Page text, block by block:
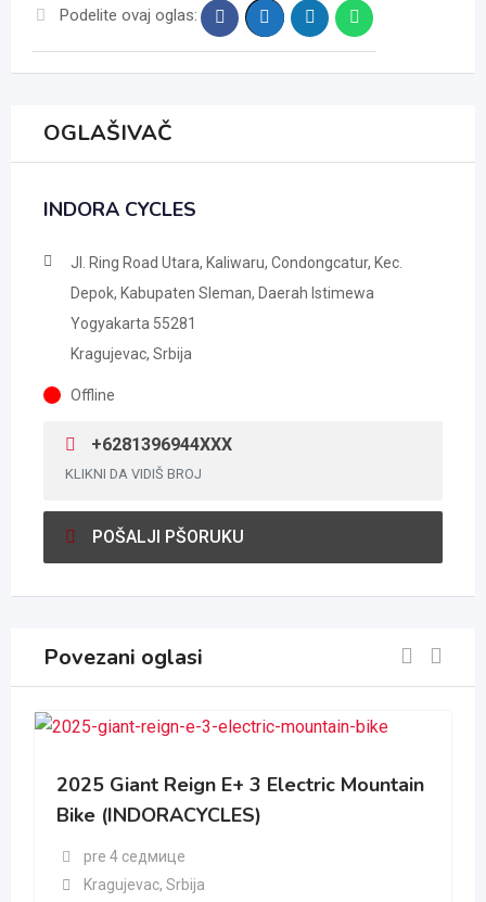
Podelite ovaj oglas:
OGLAŠIVAČ
INDORA CYCLES
Jl. Ring Road Utara, Kaliwaru, Condongcatur, Kec.
Depok, Kabupaten Sleman, Daerah Istimewa
Yogyakarta 55281
Kragujevac, Srbija
Offline
+6281396944XXX
KLIKNI DA VIDIŠ BROJ
POŠALJI PŠORUKU
Povezani oglasi
2025 Giant Reign E+ 3 Electric Mountain
Bike (INDORACYCLES)
pre 4 седмице
Kragujevac, Srbija